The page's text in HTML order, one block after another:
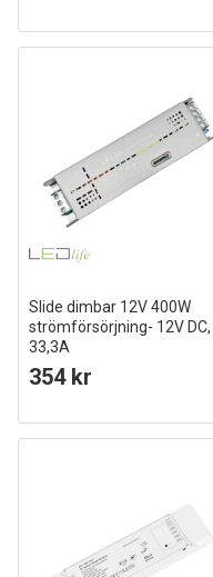
Slide dimbar 12V 400W
strömförsörjning- 12V DC,
33,3A
354 kr